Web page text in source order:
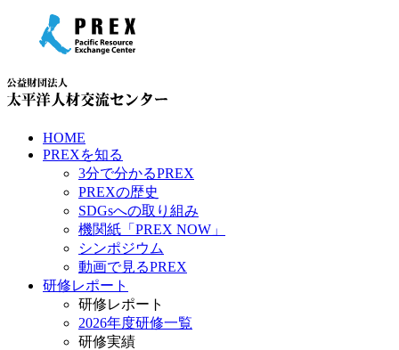
HOME
PREXを知る
3分で分かるPREX
PREXの歴史
SDGsへの取り組み
機関紙「PREX NOW」
シンポジウム
動画で見るPREX
研修レポート
研修レポート
2026年度研修一覧
研修実績